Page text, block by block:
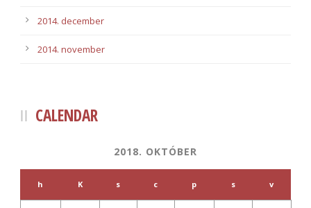
2014. december
2014. november
CALENDAR
2018. OKTÓBER
h K s c p s v